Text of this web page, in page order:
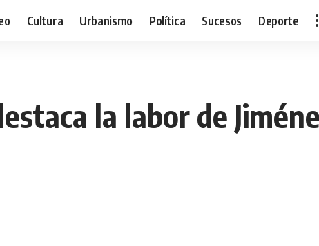
Cultura Urbanismo Política Sucesos Deporte
la labor de